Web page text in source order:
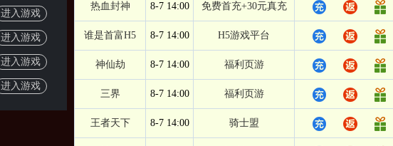
进入游戏
进入游戏
进入游戏
进入游戏
热血封神 8-7 14:00 免费首充+30元真充
谁是首富H5 8-7 14:00 H5游戏平台
神仙劫 8-7 14:00 福利页游
三界 8-7 14:00 福利页游
王者天下 8-7 14:00 骑士盟